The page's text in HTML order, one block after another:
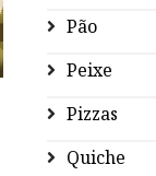
Pão
Peixe
Pizzas
Quiche